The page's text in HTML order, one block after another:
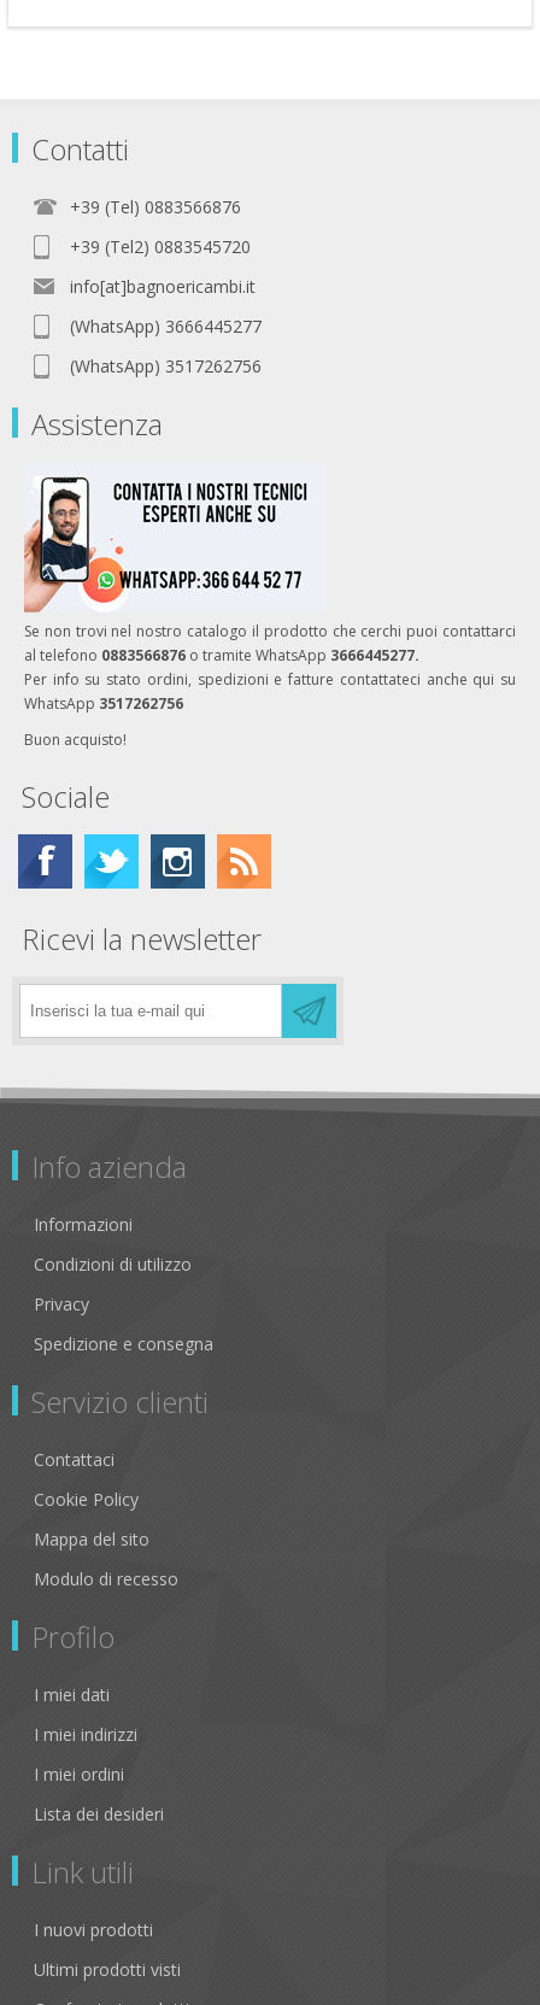
Contatti
+39 (Tel) 0883566876
+39 (Tel2) 0883545720
info[at]bagnoericambi.it
(WhatsApp) 3666445277
(WhatsApp) 3517262756
Assistenza
Se non trovi nel nostro catalogo il prodotto che cerchi puoi contattarci
al telefono 0883566876 o tramite WhatsApp 3666445277.
Per info su stato ordini, spedizioni e fatture contattateci anche qui su
WhatsApp 3517262756
Buon acquisto!
Sociale
Ricevi la newsletter
Info azienda
Informazioni
Condizioni di utilizzo
Privacy
Spedizione e consegna
Servizio clienti
Contattaci
Cookie Policy
Mappa del sito
Modulo di recesso
Profilo
I miei dati
I miei indirizzi
I miei ordini
Lista dei desideri
Link utili
I nuovi prodotti
Ultimi prodotti visti